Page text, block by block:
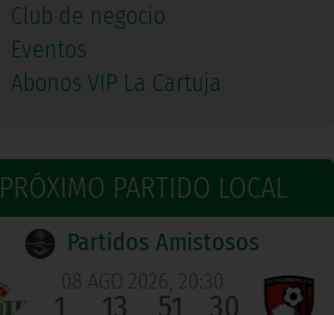
Club de negocio
Eventos
Abonos VIP La Cartuja
PRÓXIMO PARTIDO LOCAL
Partidos Amistosos
08 AGO 2026, 20:30